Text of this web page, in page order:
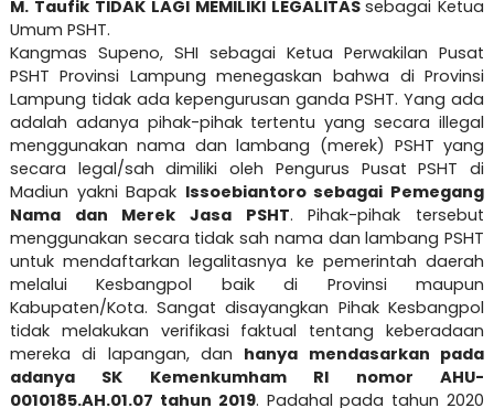
M. Taufik TIDAK LAGI MEMILIKI LEGALITASsebagai Ketua
Umum PSHT.
Kangmas Supeno, SHI sebagai Ketua Perwakilan Pusat
PSHT Provinsi Lampung menegaskan bahwa di Provinsi
Lampung tidak ada kepengurusan ganda PSHT. Yang ada
adalah adanya pihak-pihak tertentu yang secara illegal
menggunakan nama dan lambang (merek) PSHT yang
secara legal/sah dimiliki oleh Pengurus Pusat PSHT di
Madiun yakni Bapak Issoebiantoro sebagai Pemegang
Nama dan Merek Jasa PSHT. Pihak-pihak tersebut
menggunakan secara tidak sah nama dan lambang PSHT
untuk mendaftarkan legalitasnya ke pemerintah daerah
melalui Kesbangpol baik di Provinsi maupun
Kabupaten/Kota. Sangat disayangkan Pihak Kesbangpol
tidak melakukan verifikasi faktual tentang keberadaan
mereka di lapangan, dan hanya mendasarkan pada
adanya SK Kemenkumham RI nomor AHU-
0010185.AH.01.07 tahun 2019. Padahal pada tahun 2020